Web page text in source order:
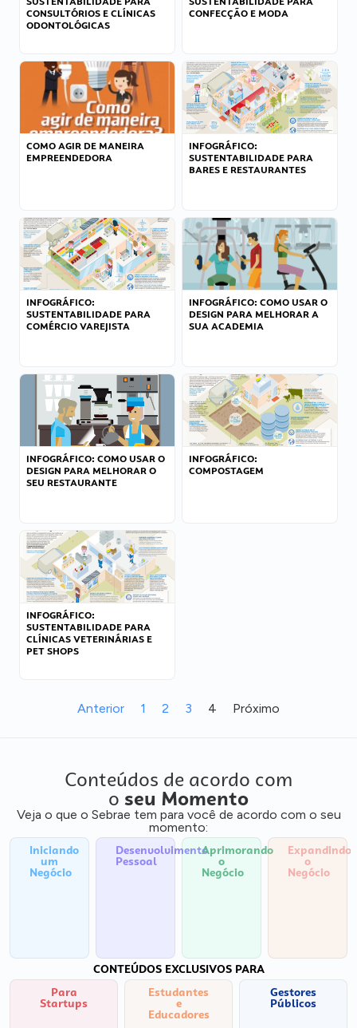
CONSULTÓRIOS E CLÍNICAS
ODONTOLÓGICAS
CONFECÇÃO E MODA
COMO AGIR DE MANEIRA
EMPREENDEDORA
INFOGRÁFICO:
SUSTENTABILIDADE PARA
BARES E RESTAURANTES
INFOGRÁFICO:
SUSTENTABILIDADE PARA
COMÉRCIO VAREJISTA
INFOGRÁFICO: COMO USAR O
DESIGN PARA MELHORAR A
SUA ACADEMIA
INFOGRÁFICO: COMO USAR O
DESIGN PARA MELHORAR O
SEU RESTAURANTE
INFOGRÁFICO:
COMPOSTAGEM
INFOGRÁFICO:
SUSTENTABILIDADE PARA
CLÍNICAS VETERINÁRIAS E
PET SHOPS
Anterior 1 2 3 4 Próximo
Conteúdos de acordo com
o seu Momento
Veja o que o Sebrae tem para você de acordo com o seu
momento:
Iniciando
um
Negócio
Desenvolvimento
Pessoal
Aprimorando
o
Negócio
Expandindo
o
Negócio
CONTEÚDOS EXCLUSIVOS PARA
Para
Startups
Estudantes
e
Educadores
Gestores
Públicos